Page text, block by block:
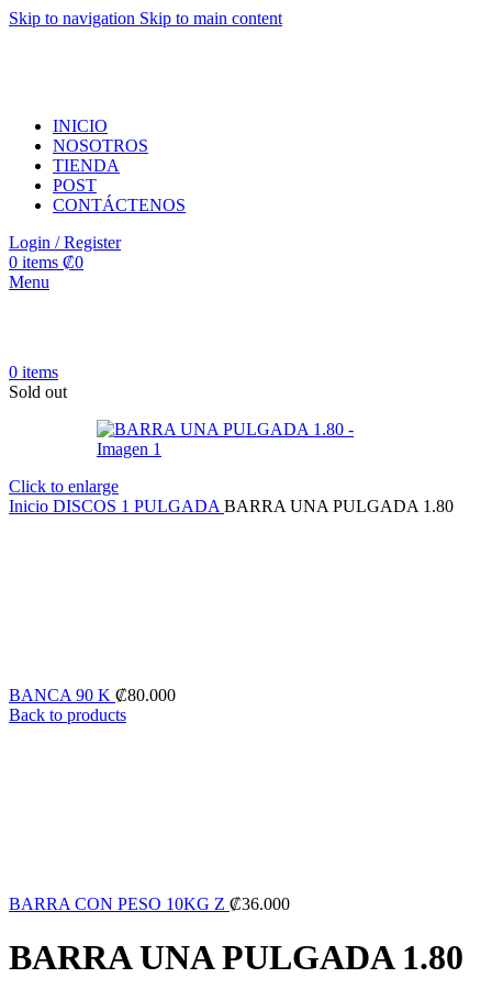
Skip to navigation Skip to main content
INICIO
NOSOTROS
TIENDA
POST
CONTÁCTENOS
Login / Register
0 items ₡0
Menu
0 items
Sold out
Click to enlarge
Inicio DISCOS 1 PULGADA BARRA UNA PULGADA 1.80
BANCA 90 K ₡80.000
Back to products
BARRA CON PESO 10KG Z ₡36.000
BARRA UNA PULGADA 1.80